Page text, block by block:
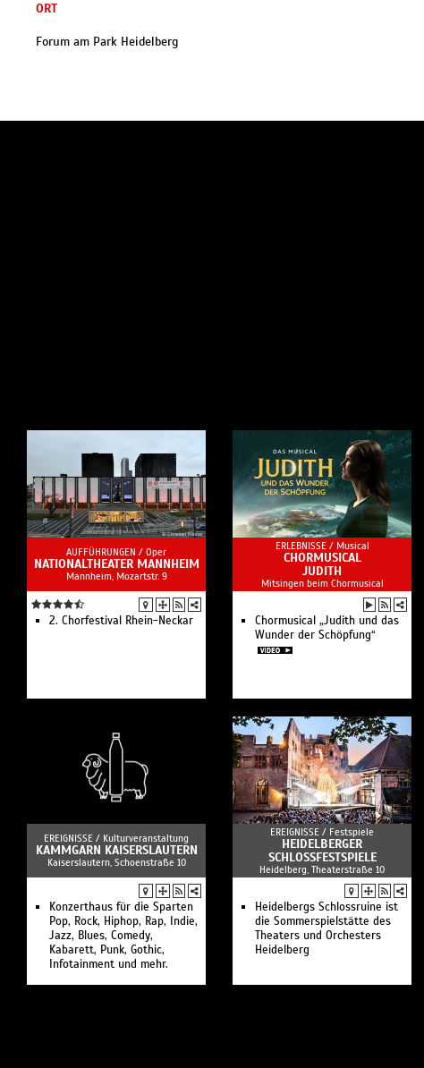
ORT
Forum am Park Heidelberg
AUFFÜHRUNGEN / Oper
NATIONALTHEATER MANNHEIM
Mannheim, Mozartstr. 9
2. Chorfestival Rhein-Neckar
ERLEBNISSE / Musical
CHORMUSICAL
JUDITH
Mitsingen beim Chormusical
Chormusical „Judith und das
Wunder der Schöpfung“
EREIGNISSE / Kulturveranstaltung
KAMMGARN KAISERSLAUTERN
Kaiserslautern, Schoenstraße 10
Konzerthaus für die Sparten
Pop, Rock, Hiphop, Rap, Indie,
Jazz, Blues, Comedy,
Kabarett, Punk, Gothic,
Infotainment und mehr.
EREIGNISSE / Festspiele
HEIDELBERGER
SCHLOSSFESTSPIELE
Heidelberg, Theaterstraße 10
Heidelbergs Schlossruine ist
die Sommerspielstätte des
Theaters und Orchesters
Heidelberg